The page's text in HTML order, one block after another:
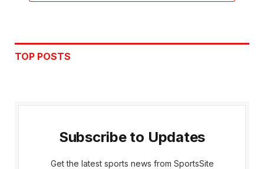
TOP POSTS
Subscribe to Updates
Get the latest sports news from SportsSite